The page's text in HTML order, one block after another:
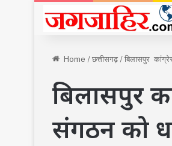
Home/छत्तीसगढ़/बिलासपुर
बिलासपुर
संगठन को